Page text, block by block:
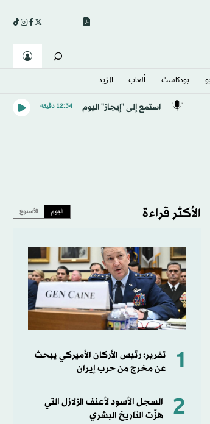
بودكاست ألعاب المزيد
استمع إلى "إيجاز" اليوم 12:34 دقيقه
الأكثر قراءة اليوم الأسبوع
1
تقرير: رئيس الأركان الأميركي يبحث
عن مخرج من حرب إيران
2
السجل الأسود لأعنف الزلازل التي
هزّت التاريخ البشري